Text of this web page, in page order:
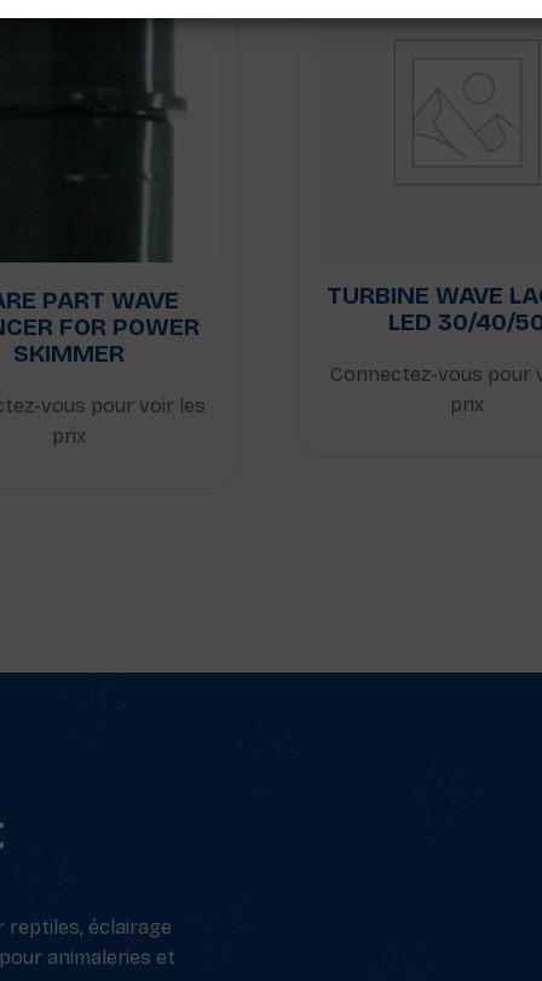
PART WAVE
FOR POWER
SKIMMER
vous pour voir les
prix
TURBINE WAVE
LED 30/40/
Connectez-vous pour
prix
éclairage
animaleries et